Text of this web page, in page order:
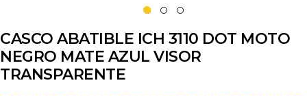
CASCO ABATIBLE ICH 3110 DOT MOTO
NEGRO MATE AZUL VISOR
TRANSPARENTE